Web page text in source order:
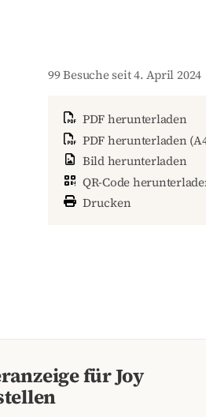
99 Besuche seit 4. April 2024
PDF herunterladen
PDF herunterladen
Bild herunterladen
QR-Code
Drucken
für Joy